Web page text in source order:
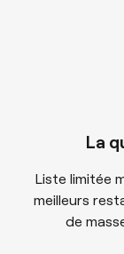
La
Liste limitée
meilleurs
de